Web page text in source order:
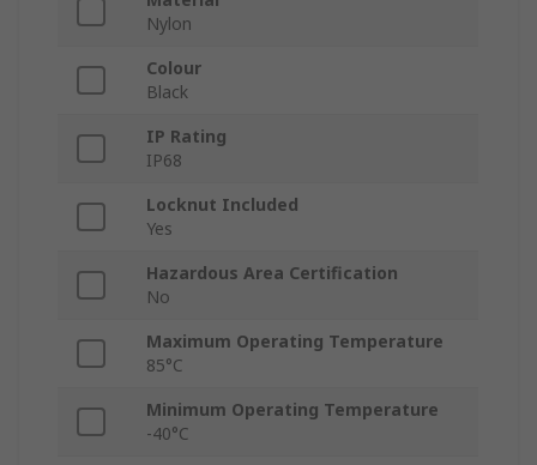
Nylon
Colour
Black
IP Rating
IP68
Locknut Included
Yes
Hazardous Area Certification
No
Maximum Operating Temperature
85°C
Minimum Operating Temperature
-40°C